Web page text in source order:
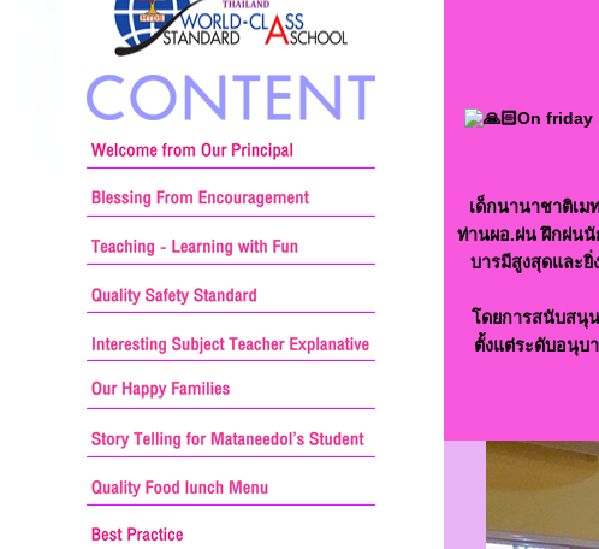
On friday
เด็กนานาชาติเ
ท่านผอ.ฝน ฝึกฝนนั
บารมีสูงสุดและ
โดยการสนับสนุ
ตั้งแต่ระดับอนุบ